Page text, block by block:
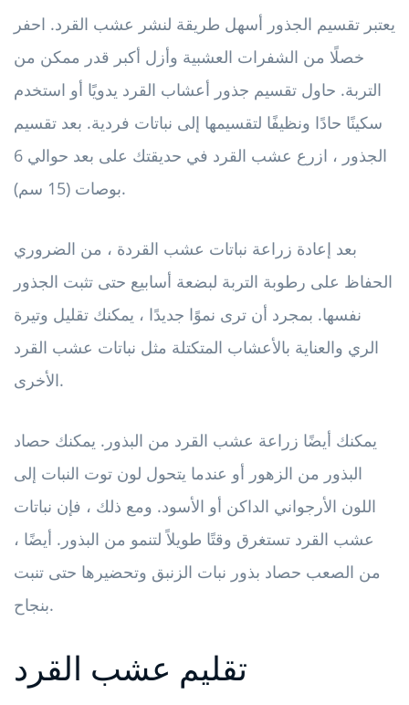
يعتبر تقسيم الجذور أسهل طريقة لنشر عشب القرد. احفر
خصلًا من الشفرات العشبية وأزل أكبر قدر ممكن من
التربة. حاول تقسيم جذور أعشاب القرد يدويًا أو استخدم
سكينًا حادًا ونظيفًا لتقسيمها إلى نباتات فردية. بعد تقسيم
الجذور ، ازرع عشب القرد في حديقتك على بعد حوالي 6
بوصات (15 سم).
بعد إعادة زراعة نباتات عشب القردة ، من الضروري
الحفاظ على رطوبة التربة لبضعة أسابيع حتى تثبت الجذور
نفسها. بمجرد أن ترى نموًا جديدًا ، يمكنك تقليل وتيرة
الري والعناية بالأعشاب المتكتلة مثل نباتات عشب القرد
الأخرى.
يمكنك أيضًا زراعة عشب القرد من البذور. يمكنك حصاد
البذور من الزهور أو عندما يتحول لون توت النبات إلى
اللون الأرجواني الداكن أو الأسود. ومع ذلك ، فإن نباتات
عشب القرد تستغرق وقتًا طويلاً لتنمو من البذور. أيضًا ،
من الصعب حصاد بذور نبات الزنبق وتحضيرها حتى تنبت
بنجاح.
تقليم عشب القرد